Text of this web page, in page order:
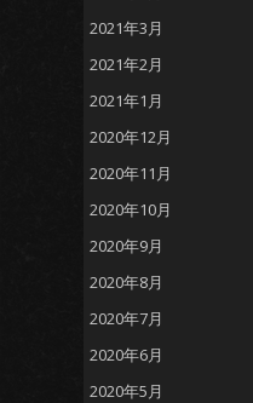
2021年3月
2021年2月
2021年1月
2020年12月
2020年11月
2020年10月
2020年9月
2020年8月
2020年7月
2020年6月
2020年5月